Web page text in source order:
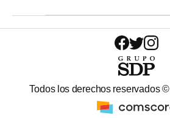
Todos los derechos reservados ©